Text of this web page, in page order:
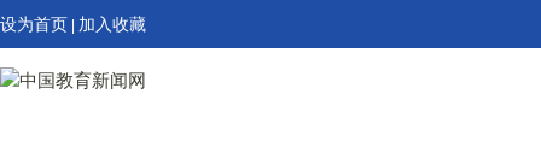
设为首页 加入收藏